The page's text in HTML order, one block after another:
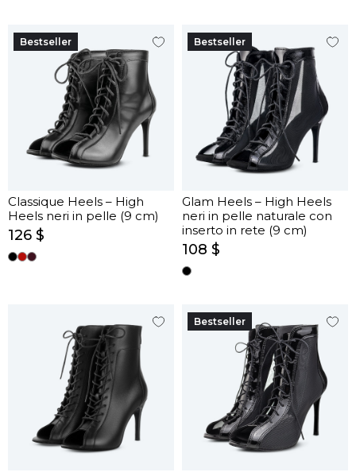
Bestseller
Classique Heels – High
Heels neri in pelle (9 cm)
126 $
Bestseller
Glam Heels – High Heels
neri in pelle naturale con
inserto in rete (9 cm)
108 $
Bestseller